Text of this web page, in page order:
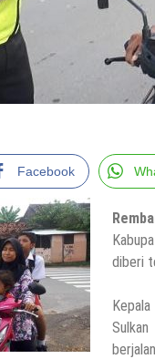
Facebook
diberi